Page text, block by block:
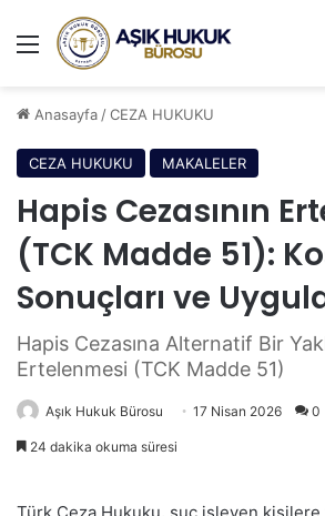
Menü
Anasayfa/CEZA HUKUKU
CEZA HUKUKU MAKALELER
Hapis Cezasının
(TCK Madde 51):
Sonuçları ve
Hapis Cezasına Alternatif Bir
Ertelenmesi (TCK Madde 51)
Aşık Hukuk Bürosu 17 Nisan 2026 0
24 dakika okuma süresi